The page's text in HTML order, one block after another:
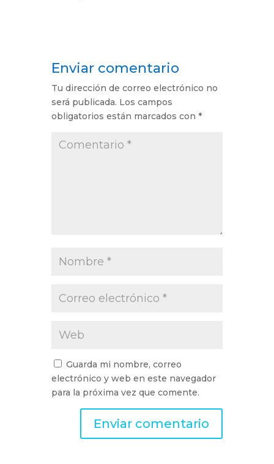
Enviar comentario
Tu dirección de correo electrónico no
será publicada. Los campos
obligatorios están marcados con *
Guarda mi nombre, correo
electrónico y web en este navegador
para la próxima vez que comente.